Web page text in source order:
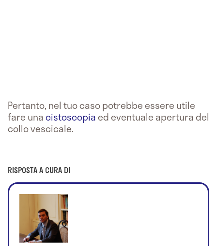
Pertanto, nel tuo caso potrebbe essere utile
fare unacistoscopiaed eventuale apertura del
collo vescicale.
RISPOSTA A CURA DI